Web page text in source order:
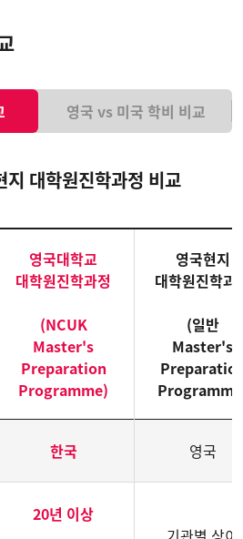
영국 vs 미국 학비 비교
대학원진학과정 비교
영국대학교
대학원진학과정
(NCUK
Master's
Preparation
Programme)
영국현지
대학원진학과
(일반
Master's
한국 영국
20년 이상